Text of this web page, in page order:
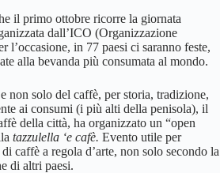
il primo ottobre ricorre la giornata
dall’ICO (Organizzazione
l’occasione, in 77 paesi ci saranno feste,
alla bevanda più consumata al mondo.
non solo del caffè, per storia, tradizione,
ai consumi (i più alti della penisola), il
della città, ha organizzato un “open
tazzulella ‘e cafè. Evento utile per
caffè a regola d’arte, non solo secondo la
di altri paesi.